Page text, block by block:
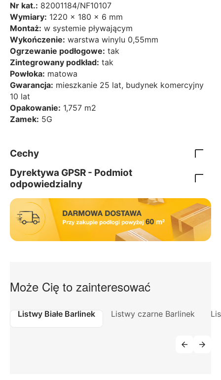
Nr kat.: 82001184/NF10107
Wymiary: 1220 x 180 x 6 mm
Montaż: w systemie pływającym
Wykończenie: warstwa winylu 0,55mm
Ogrzewanie podłogowe: tak
Zintegrowany podkład: tak
Powłoka: matowa
Gwarancja: mieszkanie 25 lat, budynek komercyjny
10 lat
Opakowanie: 1,757 m2
Zamek: 5G
Cechy
Dyrektywa GPSR - Podmiot
odpowiedzialny
Może Cię to zainteresować
Listwy Białe Barlinek Listwy czarne Barlinek